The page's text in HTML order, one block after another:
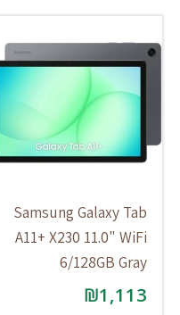
Samsung Galaxy Tab
A11+ X230 11.0" WiFi
6/128GB Gray
₪1,113